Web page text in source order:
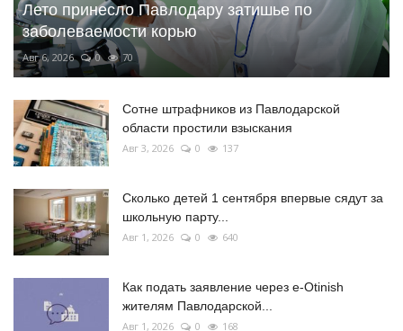
Лето принесло Павлодару затишье по
заболеваемости корью
Авг 6, 2026 0 70
Сотне штрафников из Павлодарской
области простили взыскания
Авг 3, 2026 0 137
Сколько детей 1 сентября впервые сядут за
школьную парту...
Авг 1, 2026 0 640
Как подать заявление через e-Otinish
жителям Павлодарской...
Авг 1, 2026 0 168